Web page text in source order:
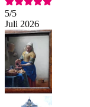
5/5
Juli 2026